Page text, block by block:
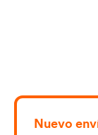
Nuevo